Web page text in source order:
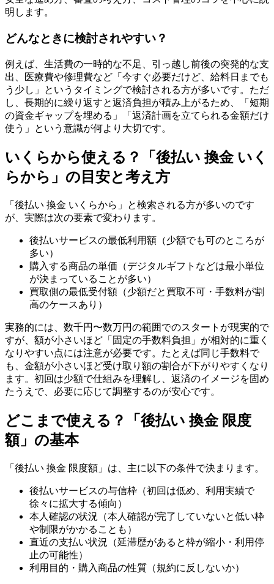
明します。
どんなときに検討されやすい？
例えば、生活費の一時的な不足、引っ越し前後の突発的な支
出、医療費や修理費など「今すぐ必要だけど、給料日までも
う少し」というタイミングで検討される方が多いです。ただ
し、長期的に繰り返すと返済負担が積み上がるため、「短期
の資金ギャップを埋める」「返済計画を立てられる金額だけ
使う」という意識が何より大切です。
いくらから使える？「後払い 換金 いく
らから」の目安と考え方
「後払い 換金 いくらから」と検索される方が多いのです
が、実際は次の要素で変わります。
後払いサービスの最低利用額（少額でも可のところが
多い）
購入する商品の単価（デジタルギフトなどは最小単位
が決まっていることが多い）
買取側の最低受付額（少額だと買取不可・手数料が割
高のケースあり）
実務的には、数千円〜数万円の範囲でのスタートが現実的で
すが、額が小さいほど「固定の手数料負担」が相対的に重く
なりやすい点には注意が必要です。たとえば同じ手数料で
も、金額が小さいほど受け取り額の割合が下がりやすくなり
ます。初回は少額で仕組みを理解し、返済のイメージを固め
たうえで、必要に応じて調整するのが安心です。
どこまで使える？「後払い 換金 限度
額」の基本
「後払い 換金 限度額」は、主に以下の条件で決まります。
後払いサービスの与信枠（初回は低め、利用実績で
徐々に拡大する傾向）
本人確認の状況（本人確認が完了していないと低い枠
や制限がかかることも）
直近の支払い状況（延滞歴があると枠が縮小・利用停
止の可能性）
利用目的・購入商品の性質（規約に反しないか）